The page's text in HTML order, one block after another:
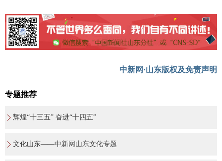
中新网·山东版权及免责声明
专题推荐
辉煌“十三五” 奋进“十四五”
文化山东——中新网山东文化专题